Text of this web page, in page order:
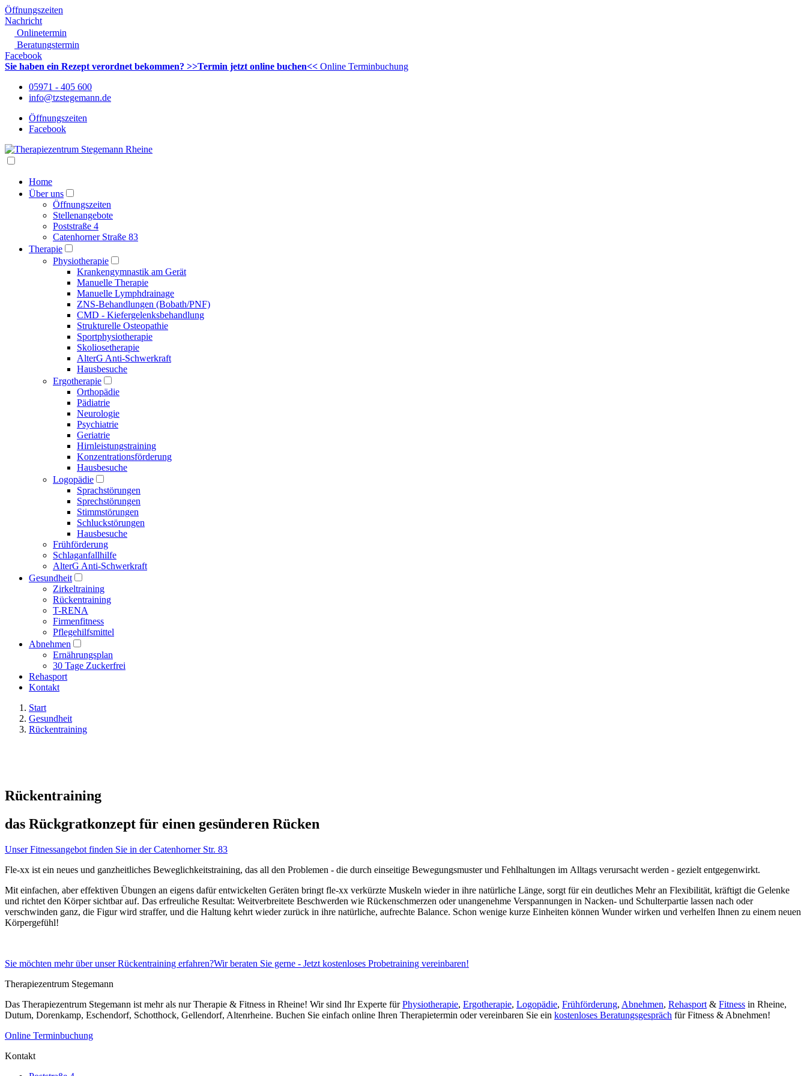
Öffnungszeiten
Nachricht
Onlinetermin
Beratungstermin
Facebook
Sie haben ein Rezept verordnet bekommen? >>Termin jetzt online buchen<< Online Terminbuchung
05971 - 405 600
info@tzstegemann.de
Öffnungszeiten
Facebook
Home
Über uns
Öffnungszeiten
Stellenangebote
Poststraße 4
Catenhorner Straße 83
Therapie
Physiotherapie
Krankengymnastik am Gerät
Manuelle Therapie
Manuelle Lymphdrainage
ZNS-Behandlungen (Bobath/PNF)
CMD - Kiefergelenksbehandlung
Strukturelle Osteopathie
Sportphysiotherapie
Skoliosetherapie
AlterG Anti-Schwerkraft
Hausbesuche
Ergotherapie
Orthopädie
Pädiatrie
Neurologie
Psychiatrie
Geriatrie
Hirnleistungstraining
Konzentrationsförderung
Hausbesuche
Logopädie
Sprachstörungen
Sprechstörungen
Stimmstörungen
Schluckstörungen
Hausbesuche
Frühförderung
Schlaganfallhilfe
AlterG Anti-Schwerkraft
Gesundheit
Zirkeltraining
Rückentraining
T-RENA
Firmenfitness
Pflegehilfsmittel
Abnehmen
Ernährungsplan
30 Tage Zuckerfrei
Rehasport
Kontakt
Start
Gesundheit
Rückentraining
Rückentraining
das Rückgratkonzept für einen gesünderen Rücken
Unser Fitnessangebot finden Sie in der Catenhorner Str. 83
Fle-xx ist ein neues und ganzheitliches Beweglichkeitstraining, das all den Problemen - die durch einseitige Bewegungsmuster und Fehlhaltungen im Alltags verursacht werden - gezielt entgegenwirkt.
Mit einfachen, aber effektiven Übungen an eigens dafür entwickelten Geräten bringt fle-xx verkürzte Muskeln wieder in ihre natürliche Länge, sorgt für ein deutliches Mehr an Flexibilität, kräftigt die Gelenke
und richtet den Körper sichtbar auf. Das erfreuliche Resultat: Weitverbreitete Beschwerden wie Rückenschmerzen oder unangenehme Verspannungen in Nacken- und Schulterpartie lassen nach oder
verschwinden ganz, die Figur wird straffer, und die Haltung kehrt wieder zurück in ihre natürliche, aufrechte Balance. Schon wenige kurze Einheiten können Wunder wirken und verhelfen Ihnen zu einem neuen
Körpergefühl!
Sie möchten mehr über unser Rückentraining erfahren?Wir beraten Sie gerne - Jetzt kostenloses Probetraining vereinbaren!
Therapiezentrum Stegemann
Das Therapiezentrum Stegemann ist mehr als nur Therapie & Fitness in Rheine! Wir sind Ihr Experte fürPhysiotherapie, Ergotherapie, Logopädie, Frühförderung, Abnehmen, Rehasport & Fitness in Rheine,
Dutum, Dorenkamp, Eschendorf, Schotthock, Gellendorf, Altenrheine. Buchen Sie einfach online Ihren Therapietermin oder vereinbaren Sie ein kostenloses Beratungsgespräch für Fitness & Abnehmen!
Online Terminbuchung
Kontakt